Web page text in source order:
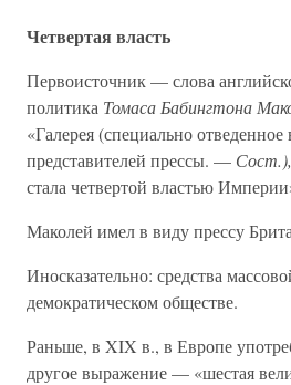
Четвертая власть
Первоисточник — слова
политика Томаса Бабингтона
«Галерея (специально
представителей прессы. — Сост.),
стала четвертой властью
Маколей имел в виду прессу
Иносказательно: средства
демократическом обществе.
Раньше, в XIX в., в Европе
другое выражение — «шестая